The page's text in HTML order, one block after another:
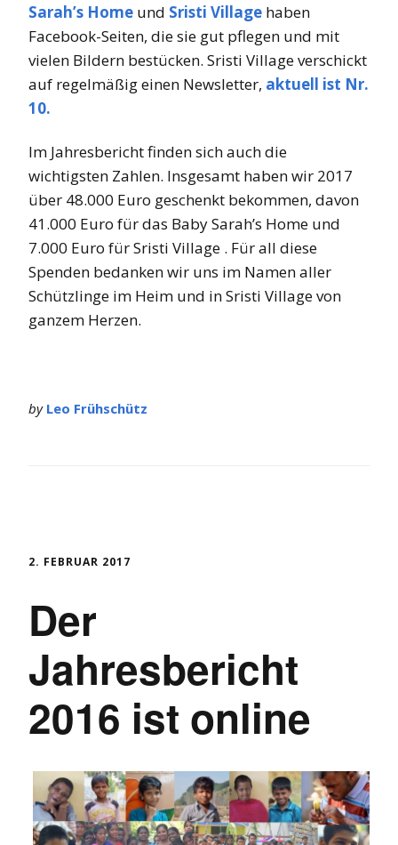
Sarah’s Home und Sristi Village haben
Facebook-Seiten, die sie gut pflegen und mit
vielen Bildern bestücken. Sristi Village verschickt
auf regelmäßig einen Newsletter, aktuell ist Nr.
10.
Im Jahresbericht finden sich auch die
wichtigsten Zahlen. Insgesamt haben wir 2017
über 48.000 Euro geschenkt bekommen, davon
41.000 Euro für das Baby Sarah’s Home und
7.000 Euro für Sristi Village . Für all diese
Spenden bedanken wir uns im Namen aller
Schützlinge im Heim und in Sristi Village von
ganzem Herzen.
by Leo Frühschütz
2. FEBRUAR 2017
Der
Jahresbericht
2016 ist online